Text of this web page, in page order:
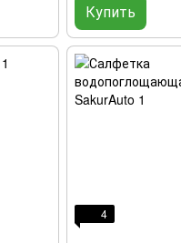
Купить
4